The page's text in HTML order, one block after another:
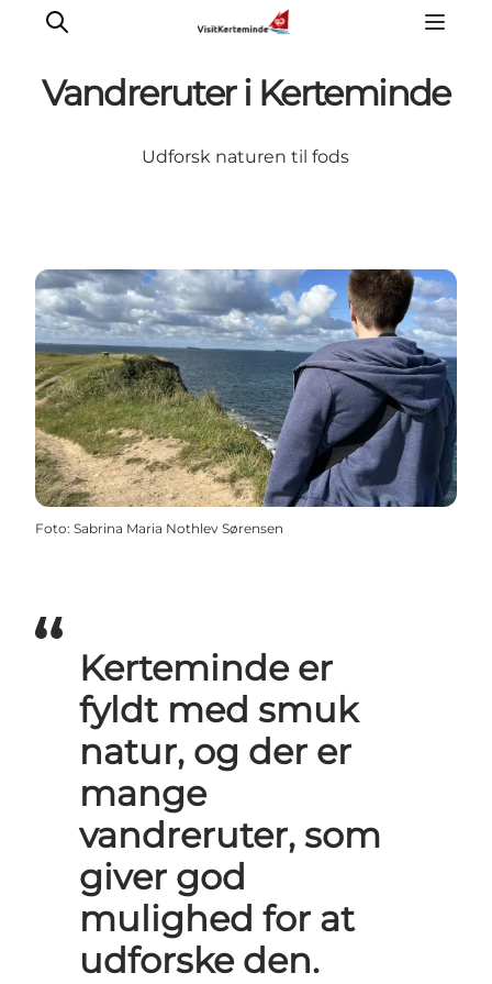
Sov godt
Planlæg din ferie
Det sker
Sommerbus
Vandreruter i Kerteminde
Udforsk naturen til fods
Foto: Sabrina Maria Nothlev Sørensen
Kerteminde er
fyldt med smuk
natur, og der er
mange
vandreruter, som
giver god
mulighed for at
udforske den.